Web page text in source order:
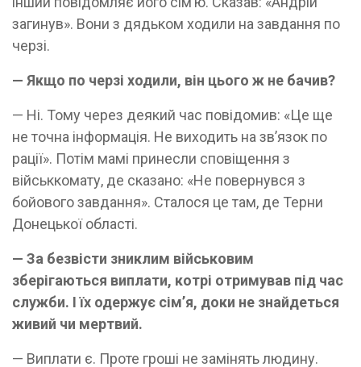
загинув». Вони з дядьком ходили на завдання по
черзі.
— Якщо по черзі ходили, він цього ж не бачив?
— Ні. Тому через деякий час повідомив: «Це ще
не точна інформація. Не виходить на зв’язок по
рації». Потім мамі принесли сповіщення з
військкомату, де сказано: «Не повернувся з
бойового завдання». Сталося це там, де Терни
Донецької області.
— За безвісти зниклим військовим
зберігаються виплати, котрі отримував під час
служби. І їх одержує сім’я, доки не знайдеться
живий чи мертвий.
— Виплати є. Проте гроші не замінять людину.